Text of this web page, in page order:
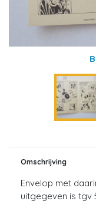
Omschrijving
Envelop met
uitgegeven is tgv